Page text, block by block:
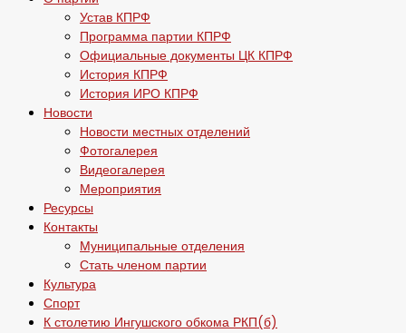
Устав КПРФ
Программа партии КПРФ
Официальные документы ЦК КПРФ
История КПРФ
История ИРО КПРФ
Новости
Новости местных отделений
Фотогалерея
Видеогалерея
Мероприятия
Ресурсы
Контакты
Муниципальные отделения
Стать членом партии
Культура
Спорт
К столетию Ингушского обкома РКП(б)